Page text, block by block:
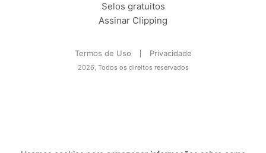
Selos gratuitos
Assinar Clipping
Termos de Uso Privacidade
2026, Todos os direitos reservados